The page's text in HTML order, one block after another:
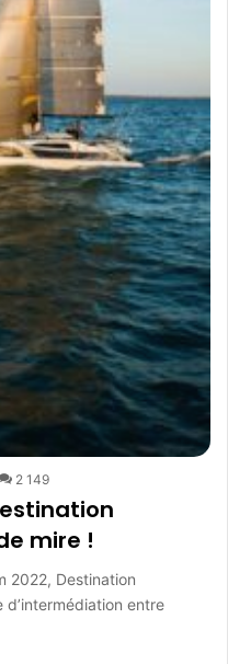
2 149
mire !
2022, Destination
d’intermédiation entre